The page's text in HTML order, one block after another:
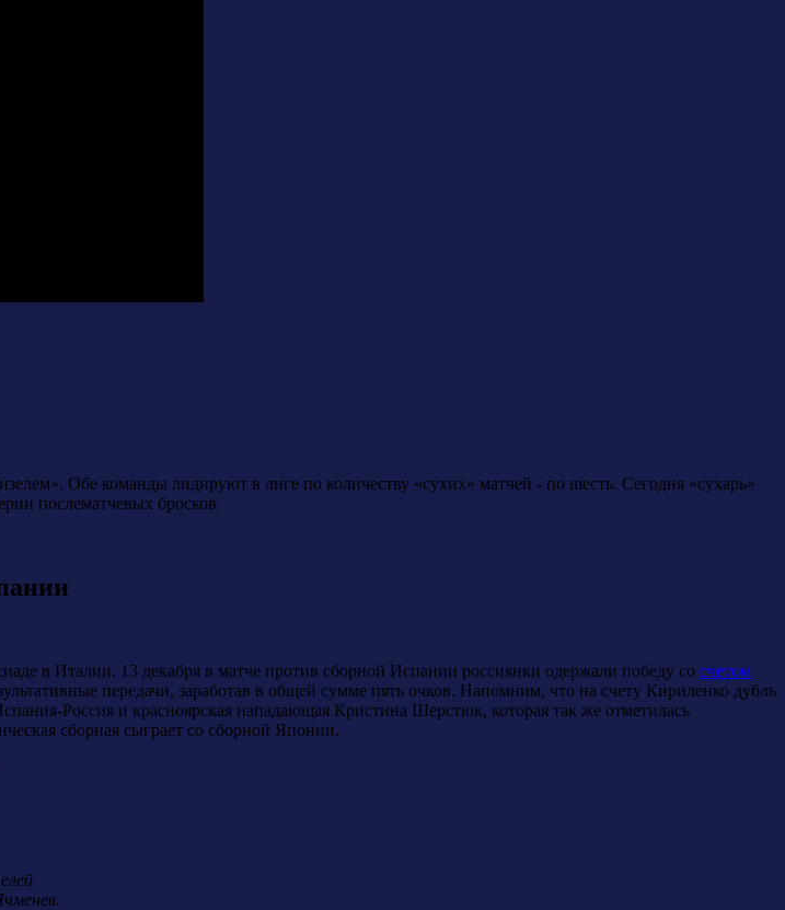
Обе команды лидируют в лиге по количеству «сухих» матчей - по шесть. Сегодня «сухарь»
послематчевых бросков.
в Италии. 13 декабря в матче против сборной Испании россиянки одержали победу со счетом
передачи, заработав в общей сумме пять очков. Напомним, что на счету Кириленко дубль
Россия и красноярская нападающая Кристина Шерстюк, которая так же отметилась
сборная сыграет со сборной Японии.